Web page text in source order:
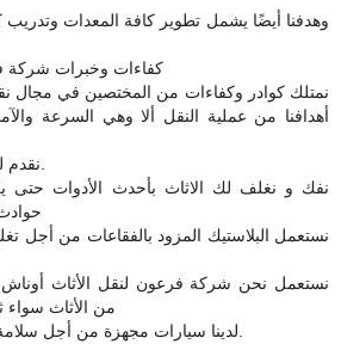
كفاءات وخبرات شركة
أهدافنا من عملية النقل ألا وهي السرعة
من الأثاث سواء